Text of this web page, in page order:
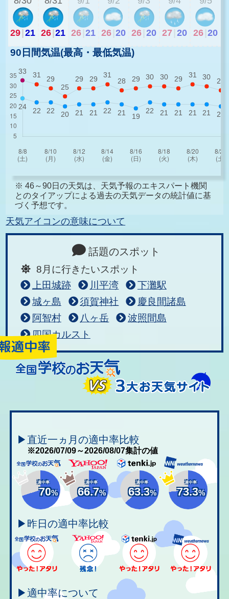
29|21 26|21 26 21 26 20 26 20 27 20 26 20
90日間気温(最高・最低気温)
※ 46～90日の天気は、天気予報のエキスパート機関
とのタイアップによる過去の天気データの統計値に基
づく予想です。
天気アイコンの意味について
話題のスポット
8月に行きたいスポット
上田城跡
川平湾
下灘駅
城ヶ島
須賀神社
慶良間諸島
阿智村
八ヶ岳
波照間島
四国カルスト
▶直近一ヵ月の適中率比較
※2026/07/09～2026/08/07集計の値
適中率
70%
適中率
66.7%
適中率
63.3%
適中率
73.3%
▶昨日の適中率比較
▶適中率について